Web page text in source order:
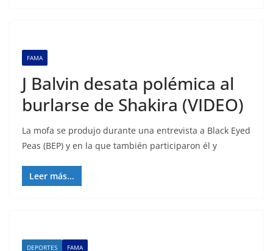
FAMA
J Balvin desata polémica al
burlarse de Shakira (VIDEO)
La mofa se produjo durante una entrevista a Black Eyed
Peas (BEP) y en la que también participaron él y
Leer más...
DEPORTES FAMA